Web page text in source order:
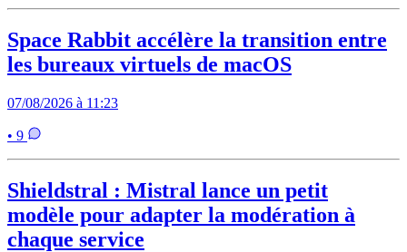
Space Rabbit accélère la transition entre
les bureaux virtuels de macOS
07/08/2026 à 11:23
• 9
Shieldstral : Mistral lance un petit
modèle pour adapter la modération à
chaque service